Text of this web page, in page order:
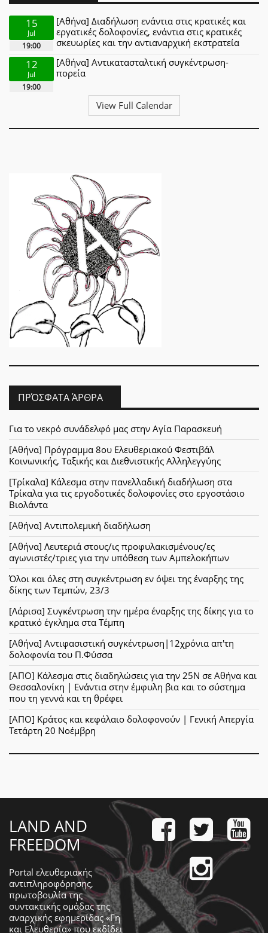
15
Jul
19:00
[Αθήνα] Διαδήλωση ενάντια στις κρατικές και
εργατικές δολοφονίες, ενάντια στις κρατικές
σκευωρίες και την αντιαναρχική εκστρατεία
12
Jul
19:00
[Αθήνα] Αντικατασταλτική συγκέντρωση-
πορεία
View Full Calendar
ΠΡΌΣΦΑΤΑ ΆΡΘΡΑ
Για το νεκρό συνάδελφό μας στην Αγία Παρασκευή
[Αθήνα] Πρόγραμμα 8ου Ελευθεριακού Φεστιβάλ
Κοινωνικής, Ταξικής και Διεθνιστικής Αλληλεγγύης
[Τρίκαλα] Κάλεσμα στην πανελλαδική διαδήλωση στα
Τρίκαλα για τις εργοδοτικές δολοφονίες στο εργοστάσιο
Βιολάντα
[Αθήνα] Αντιπολεμική διαδήλωση
[Αθήνα] Λευτεριά στους/ις προφυλακισμένους/ες
αγωνιστές/τριες για την υπόθεση των Αμπελοκήπων
Όλοι και όλες στη συγκέντρωση εν όψει της έναρξης της
δίκης των Τεμπών, 23/3
[Λάρισα] Συγκέντρωση την ημέρα έναρξης της δίκης για το
κρατικό έγκλημα στα Τέμπη
[Αθήνα] Αντιφασιστική συγκέντρωση|12χρόνια απ'τη
δολοφονία του Π.Φύσσα
[ΑΠΟ] Κάλεσμα στις διαδηλώσεις για την 25Ν σε Αθήνα και
Θεσσαλονίκη | Ενάντια στην έμφυλη βια και το σύστημα
που τη γεννά και τη θρέφει
[ΑΠΟ] Κράτος και κεφάλαιο δολοφονούν | Γενική Απεργία
Τετάρτη 20 Νοέμβρη
LAND AND
FREEDOM
Portal ελευθεριακής
αντιπληροφόρησης,
πρωτοβουλία της
συντακτικής ομάδας της
αναρχικής εφημερίδας «Γη
και Ελευθερία» που εκδίδει